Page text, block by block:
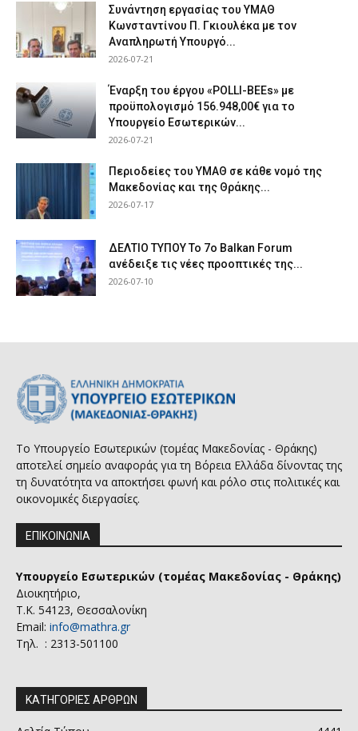
Συνάντηση εργασίας του ΥΜΑΘ
Κωνσταντίνου Π. Γκιουλέκα με τον
Αναπληρωτή Υπουργό...
2026-07-21
Έναρξη του έργου «POLLI-BEEs» με
προϋπολογισμό 156.948,00€ για το
Υπουργείο Εσωτερικών...
2026-07-21
Περιοδείες του ΥΜΑΘ σε κάθε νομό της
Μακεδονίας και της Θράκης...
2026-07-17
ΔΕΛΤΙΟ ΤΥΠΟΥ Το 7ο Balkan Forum
ανέδειξε τις νέες προοπτικές της...
2026-07-10
Το Υπουργείο Εσωτερικών (τομέας Μακεδονίας - Θράκης)
αποτελεί σημείο αναφοράς για τη Βόρεια Ελλάδα δίνοντας της
τη δυνατότητα να αποκτήσει φωνή και ρόλο στις πολιτικές και
οικονομικές διεργασίες.
ΕΠΙΚΟΙΝΩΝΙΑ
Υπουργείο Εσωτερικών (τομέας Μακεδονίας - Θράκης)
Διοικητήριο,
Τ.Κ. 54123, Θεσσαλονίκη
Email: info@mathra.gr
Τηλ. : 2313-501100
ΚΑΤΗΓΟΡΙΕΣ ΑΡΘΡΩΝ